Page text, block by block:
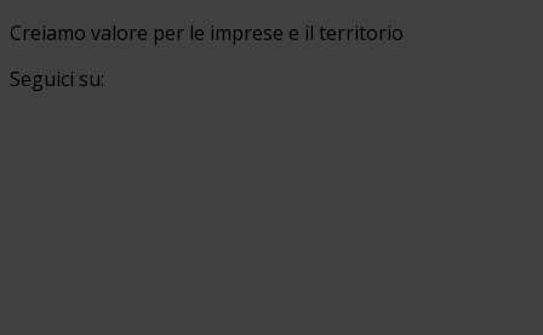
Creiamo valore per le imprese e il territorio
Seguici su: